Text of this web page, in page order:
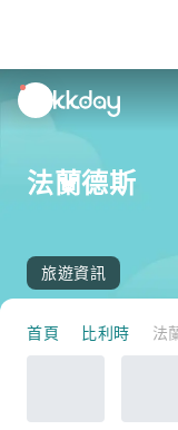
unread
notifications
法蘭德斯
旅遊資訊
首頁 比利時 法